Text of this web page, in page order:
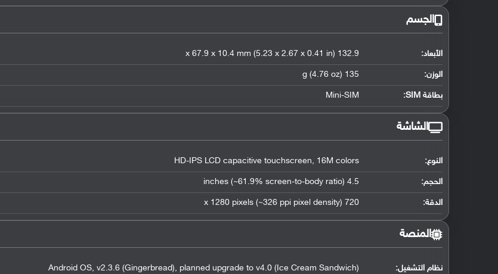
الجسم
الأبعاد: 132.9 x 67.9 x 10.4 mm (5.23 x 2.67 x 0.41 in)
الوزن: 135 g (4.76 oz)
بطاقة SIM: Mini-SIM
الشاشة
النوع: HD-IPS LCD capacitive touchscreen, 16M colors
الحجم: 4.5 inches (~61.9% screen-to-body ratio)
الدقة: 720 x 1280 pixels (~326 ppi pixel density)
المنصة
نظام التشغيل:
Android OS, v2.3.6 (Gingerbread), planned upgrade to v4.0 (Ice Cream Sandwich)